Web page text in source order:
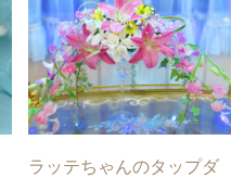
ラッテちゃんのタップダ